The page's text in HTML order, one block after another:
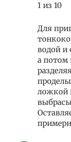
1 из 10
Для
водой и
а потом
ложкой